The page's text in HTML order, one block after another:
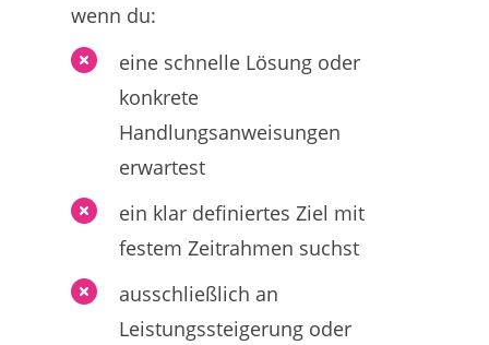
wenn du:
eine schnelle Lösung oder
konkrete
Handlungsanweisungen
erwartest
ein klar definiertes Ziel mit
festem Zeitrahmen suchst
ausschließlich an
Leistungssteigerung oder